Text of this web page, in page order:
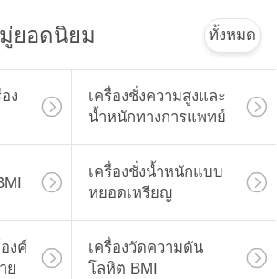
ยอดนิยม ทั้งหมด
ง
เครื่องชั่งความสูงและ
น้ำหนักทางการแพทย์
เครื่องชั่งน้ำหนักแบบ
หยอดเหรียญ
งค์
ย
เครื่องวัดความดัน
โลหิต BMI